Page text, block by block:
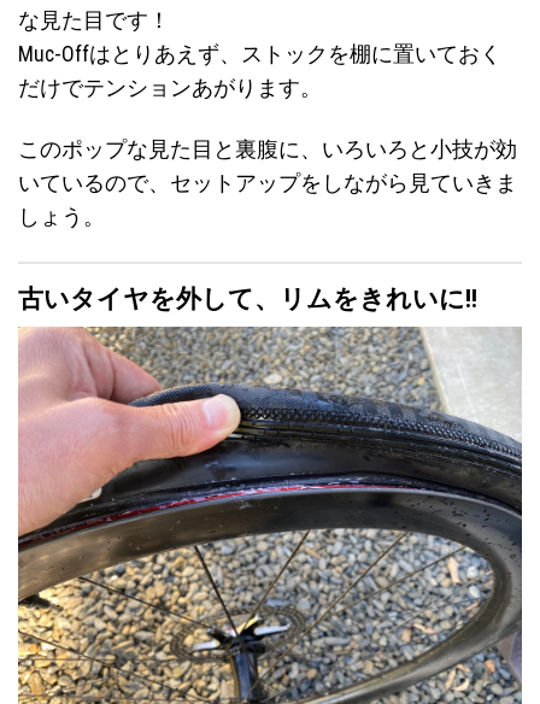
な見た目です！
Muc-Offはとりあえず、ストックを棚に置いておく
だけでテンションあがります。
このポップな見た目と裏腹に、いろいろと小技が効
いているので、セットアップをしながら見ていきま
しょう。
古いタイヤを外して、リムをきれいに!!